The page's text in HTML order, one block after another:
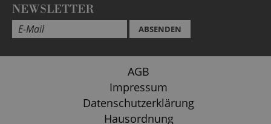
NEWSLETTER
ABSENDEN
AGB
Impressum
Datenschutzerklärung
Hausordnung